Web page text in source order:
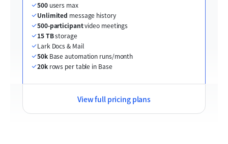
500 users max
Unlimited message history
500-participant video meetings
15 TB storage
Lark Docs & Mail
50k Base automation runs/month
20k rows per table in Base
View full pricing plans